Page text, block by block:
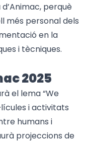
perquè
més personal dels
en la
i tècniques.
2025
el lema “We
i activitats
humans i
projeccions de